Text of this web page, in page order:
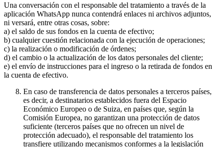
Una conversación con el responsable del tratamiento a través de la
aplicación WhatsApp nunca contendrá enlaces ni archivos adjuntos,
ni versará, entre otras cosas, sobre:
a) el saldo de sus fondos en la cuenta de efectivo;
b) cualquier cuestión relacionada con la ejecución de operaciones;
c) la realización o modificación de órdenes;
d) el cambio o la actualización de los datos personales del cliente;
e) el envío de instrucciones para el ingreso o la retirada de fondos en
la cuenta de efectivo.
En caso de transferencia de datos personales a terceros países,
es decir, a destinatarios establecidos fuera del Espacio
Económico Europeo o de Suiza, en países que, según la
Comisión Europea, no garantizan una protección de datos
suficiente (terceros países que no ofrecen un nivel de
protección adecuado), el responsable del tratamiento los
transfiere utilizando mecanismos conformes a la legislación